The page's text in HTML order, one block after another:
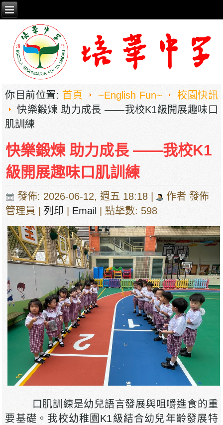
你目前位置: 首頁 ~English Fun~
校園快訊
快樂鍛煉 助力成長 ——我校K1級開展趣味口
肌訓練
快樂鍛煉 助力成長 ——我校K1
級開展趣味口肌訓練
發佈: 2026-06-12, 週五 18:18 |
作者 發佈
管理員
|列印 Email | 點擊數: 598
口肌訓練是幼兒語言發展與咀嚼進食的重
要基礎。我校幼稚園K1級結合幼兒年齡發展特